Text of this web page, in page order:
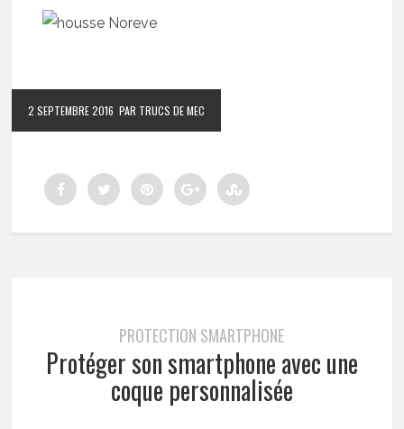
2 SEPTEMBRE 2016 PAR TRUCS DE MEC
PROTECTION SMARTPHONE
Protéger son smartphone avec une
coque personnalisée